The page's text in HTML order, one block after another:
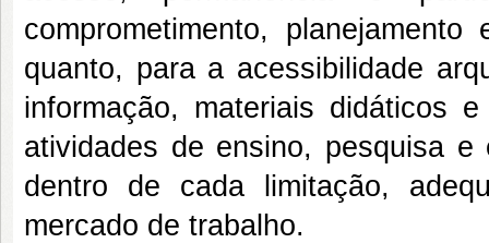
comprometimento,
quanto, para a acessibilidade
informação, materiais didáticos
atividades de ensino, pesquisa
dentro de cada limitação,
mercado de trabalho.